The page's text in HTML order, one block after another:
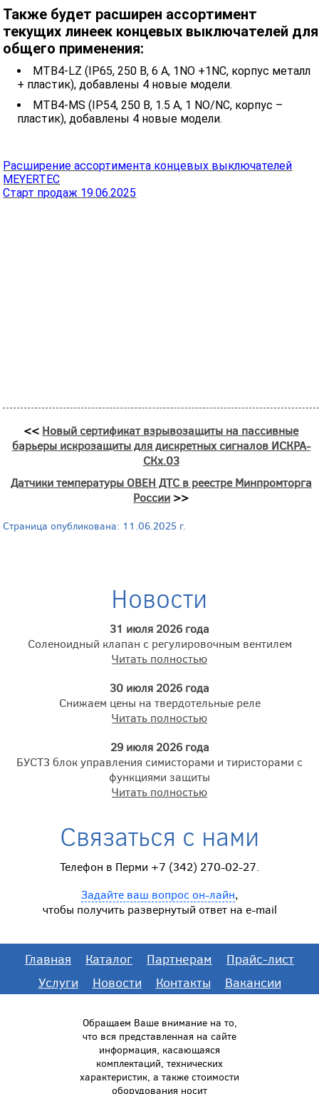
Также будет расширен ассортимент
текущих линеек концевых выключателей для
общего применения:
MTB4-LZ (IP65, 250 В, 6 А, 1NO +1NC, корпус металл
+ пластик), добавлены 4 новые модели.
MTB4-MS (IP54, 250 В, 1.5 А, 1 NO/NC, корпус –
пластик), добавлены 4 новые модели.
Расширение ассортимента концевых выключателей
MEYERTEC
Старт продаж 19.06.2025
<< Новый сертификат взрывозащиты на пассивные
барьеры искрозащиты для дискретных сигналов ИСКРА-
СКх.03
Датчики температуры ОВЕН ДТС в реестре Минпромторга
России >>
Страница опубликована: 11.06.2025 г.
Новости
31 июля 2026 года
Соленоидный клапан с регулировочным вентилем
Читать полностью
30 июля 2026 года
Снижаем цены на твердотельные реле
Читать полностью
29 июля 2026 года
БУСТ3 блок управления симисторами и тиристорами с
функциями защиты
Читать полностью
Связаться с нами
Телефон в Перми +7 (342) 270-02-27.
Задайте ваш вопрос он-лайн,
чтобы получить развернутый ответ на e-mail
Главная Каталог Партнерам
Прайс-лист
Услуги
Новости Контакты Вакансии
Обращаем Ваше внимание на то,
что вся представленная на сайте
информация, касающаяся
комплектаций, технических
характеристик, а также стоимости
оборудования носит